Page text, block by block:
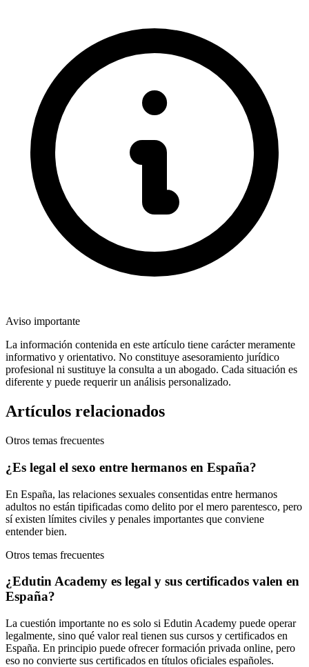
Aviso importante
La información contenida en este artículo tiene carácter meramente
informativo y orientativo. No constituye asesoramiento jurídico
profesional ni sustituye la consulta a un abogado. Cada situación es
diferente y puede requerir un análisis personalizado.
Artículos relacionados
Otros temas frecuentes
¿Es legal el sexo entre hermanos en España?
En España, las relaciones sexuales consentidas entre hermanos
adultos no están tipificadas como delito por el mero parentesco, pero
sí existen límites civiles y penales importantes que conviene
entender bien.
Otros temas frecuentes
¿Edutin Academy es legal y sus certificados valen en
España?
La cuestión importante no es solo si Edutin Academy puede operar
legalmente, sino qué valor real tienen sus cursos y certificados en
España. En principio puede ofrecer formación privada online, pero
eso no convierte sus certificados en títulos oficiales españoles.